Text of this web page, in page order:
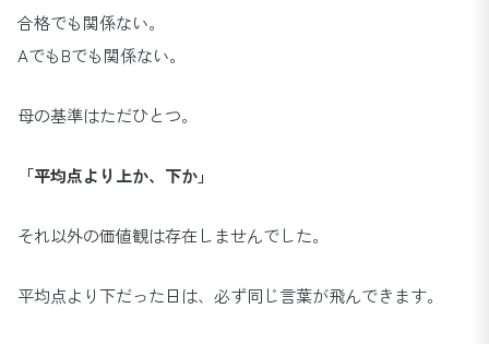
合格でも関係ない。
AでもBでも関係ない。
母の基準はただひとつ。
「平均点より上か、下か」
それ以外の価値観は存在しませんでした。
平均点より下だった日は、必ず同じ言葉が飛んできます。